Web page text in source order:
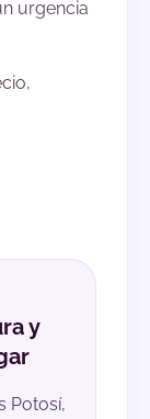
urgencia
y
Potosí,